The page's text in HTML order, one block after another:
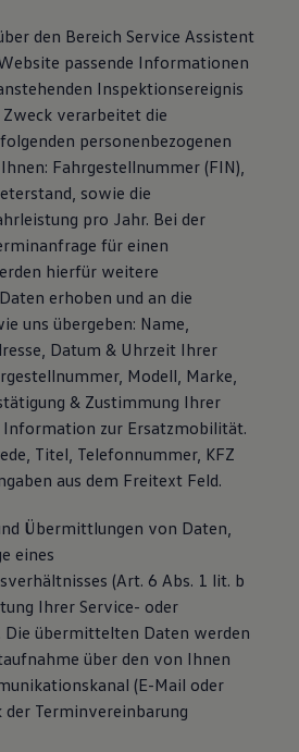
den Bereich Service Assistent
passende Informationen
Inspektionsereignis
verarbeitet die
personenbezogenen
Fahrgestellnummer (FIN),
sowie die
pro Jahr. Bei der
für einen
hierfür weitere
erhoben und an die
uns übergeben: Name,
Datum & Uhrzeit Ihrer
Modell, Marke,
& Zustimmung Ihrer
zur Ersatzmobilität.
Titel, Telefonnummer, KFZ
aus dem Freitext Feld.
Übermittlungen von Daten,
eines
(Art. 6 Abs. 1 lit. b
Ihrer Service- oder
Die übermittelten Daten werden
über den von Ihnen
(E-Mail oder
der Terminvereinbarung